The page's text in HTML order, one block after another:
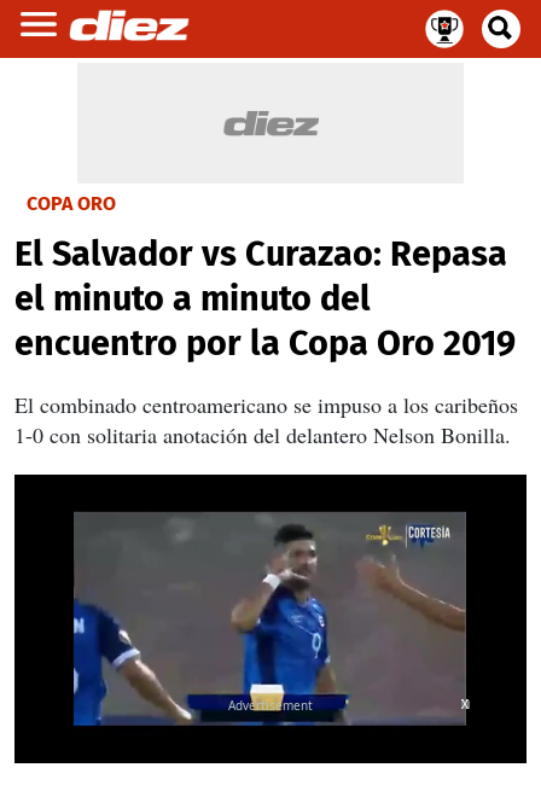
COPA ORO
El Salvador vs Curazao: Repasa
el minuto a minuto del
encuentro por la Copa Oro 2019
El combinado centroamericano se impuso a los caribeños
1-0 con solitaria anotación del delantero Nelson Bonilla.
El Salvador vs Curazao: Repasa el minuto a minuto del encuentro por la Copa Oro 2019
X
X
X